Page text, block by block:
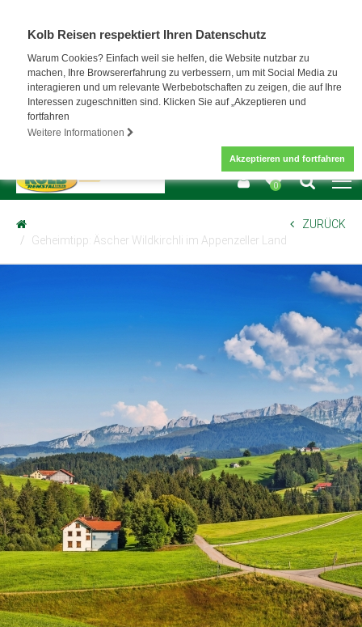
Kolb Reisen respektiert Ihren Datenschutz
Warum Cookies? Einfach weil sie helfen, die Website nutzbar zu
machen, Ihre Browsererfahrung zu verbessern, um mit Social Media zu
interagieren und um relevante Werbebotschaften zu zeigen, die auf Ihre
Interessen zugeschnitten sind. Klicken Sie auf „Akzeptieren und
fortfahren
Weitere Informationen
Akzeptieren und fortfahren
0
Geheimtipp: Äscher Wildkirchli im Appenzeller Land
ZURÜCK